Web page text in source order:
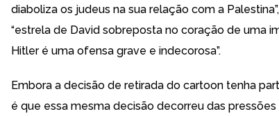
diaboliza os judeus na sua relação com a
“estrela de David sobreposta no coração de uma
Hitler é uma ofensa grave e indecorosa”.
Embora a decisão de retirada do cartoon tenha
é que essa mesma decisão decorreu das